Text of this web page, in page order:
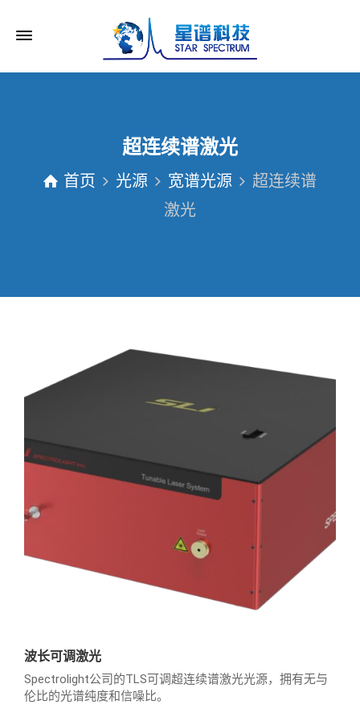
超连续谱激光
首页 光源 宽谱光源
超连续谱
激光
波长可调激光
Spectrolight公司的TLS可调超连续谱激光光源，拥有无与
伦比的光谱纯度和信噪比。